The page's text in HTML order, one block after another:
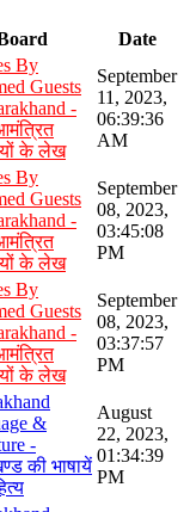
Date
By
Guests
-
के लेख
September
11, 2023,
06:39:36
AM
By
Guests
-
के लेख
September
08, 2023,
03:45:08
PM
By
Guests
-
के लेख
September
08, 2023,
03:37:57
PM
&
-
की भाषायें
August
22, 2023,
01:34:39
PM